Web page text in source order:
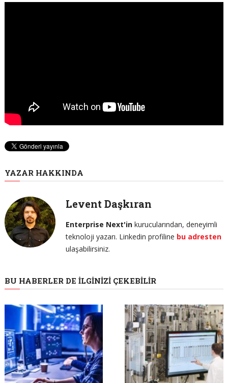
YAZAR HAKKINDA
Levent Daşkıran
Enterprise Next'inkurucularından, deneyimli
teknoloji yazarı. Linkedin profiline bu adresten
ulaşabilirsiniz.
BU HABERLER DE İLGINIZI ÇEKEBILIR